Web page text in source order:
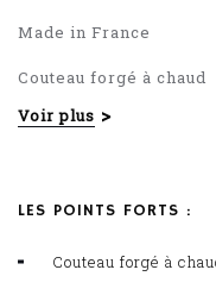
Made in France
Couteau forgé à chaud
Manche POM
Voir plus
LES POINTS FORTS :
Couteau forgé à